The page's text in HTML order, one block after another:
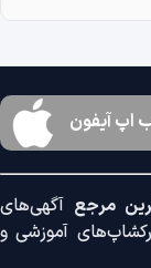
اپ آیفون
مرجع آگهی‌های
آموزشی و